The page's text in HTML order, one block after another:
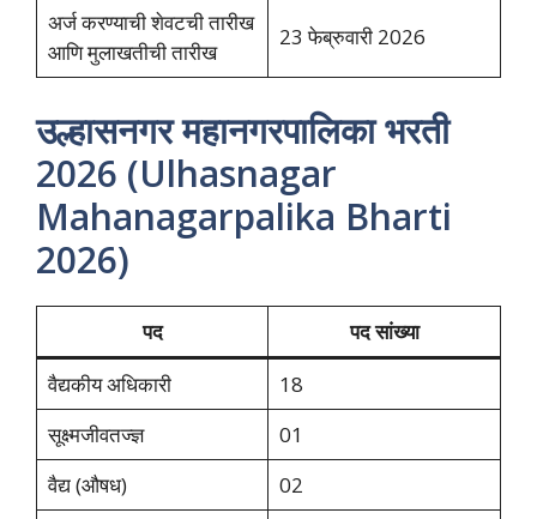
अर्ज करण्याची शेवटची तारीख
आणि मुलाखतीची तारीख
23 फेब्रुवारी 2026
उल्हासनगर महानगरपालिका भरती
2026 (Ulhasnagar
Mahanagarpalika Bharti
2026)
पद
पद सांख्या
वैद्यकीय अधिकारी
18
सूक्ष्मजीवतज्ज्ञ
01
वैद्य (औषध)
02